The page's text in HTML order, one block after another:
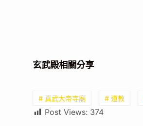
玄武殿相關分享
# 真武大帝寺廟 # 道教
Post Views: 374